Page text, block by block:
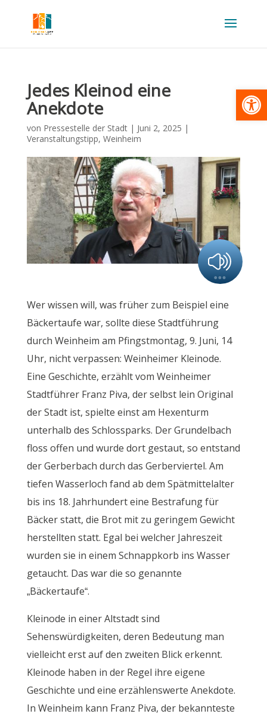
Jedes Kleinod eine
Anekdote
von Pressestelle der Stadt| Juni 2, 2025 |
Veranstaltungstipp, Weinheim
Wer wissen will, was früher zum Beispiel eine
Bäckertaufe war, sollte diese Stadtführung
durch Weinheim am Pfingstmontag, 9. Juni, 14
Uhr, nicht verpassen: Weinheimer Kleinode.
Eine Geschichte, erzählt vom Weinheimer
Stadtführer Franz Piva, der selbst lein Original
der Stadt ist, spielte einst am Hexenturm
unterhalb des Schlossparks. Der Grundelbach
floss offen und wurde dort gestaut, so entstand
der Gerberbach durch das Gerberviertel. Am
tiefen Wasserloch fand ab dem Spätmittelalter
bis ins 18. Jahrhundert eine Bestrafung für
Bäcker statt, die Brot mit zu geringem Gewicht
herstellten statt. Egal bei welcher Jahreszeit
wurden sie in einem Schnappkorb ins Wasser
getaucht. Das war die so genannte
„Bäckertaufe“.
Kleinode in einer Altstadt sind
Sehenswürdigkeiten, deren Bedeutung man
vielleicht erst auf den zweiten Blick erkennt.
Kleinode haben in der Regel ihre eigene
Geschichte und eine erzählenswerte Anekdote.
In Weinheim kann Franz Piva, der bekannteste